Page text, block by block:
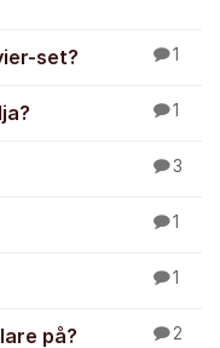
set? 1
1
3
1
1
på? 2